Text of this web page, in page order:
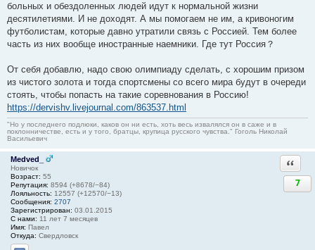
больных и обездоленных людей идут к нормальной жизни
десятилетиями. И не доходят. А мы помогаем не им, а кривоногим
футболистам, которые давно утратили связь с Россией. Тем более
часть из них вообще иностранные наемники. Где тут Россия？
От себя добавлю, надо свою олимпиаду сделать, с хорошим призом
из чистого золота и тогда спортсмены со всего мира будут в очереди
стоять, чтобы попасть на такие соревнования в Россию!
https://dervishv.livejournal.com/863537.html
"Но у последнего подлюки, каков он ни есть, хоть весь извалялся он в саже и в
поклонничестве, есть и у того, братцы, крупица русского чувства." Гоголь Николай
Васильевич
Medved_
Новичок
Возраст: 55
Репутация: 8594 (+8678/−84)
Лояльность: 12557 (+12570/−13)
Сообщения: 2707
Зарегистрирован: 03.01.2015
С нами: 11 лет 7 месяцев
Имя: Павел
Откуда: Свердловск
7